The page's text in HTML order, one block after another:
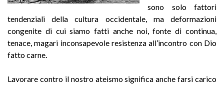
sono solo fattori
tendenziali della cultura occidentale, ma deformazioni
congenite di cui siamo fatti anche noi, fonte di continua,
tenace, magari inconsapevole resistenza all’incontro con Dio
fatto carne.
Lavorare contro il nostro ateismo significa anche farsi carico